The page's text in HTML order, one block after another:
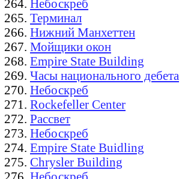
Небоскреб
Терминал
Нижний Манхеттен
Мойщики окон
Empire State Building
Часы национального дебета
Небоскреб
Rockefeller Center
Рассвет
Небоскреб
Empire State Buidling
Chrysler Building